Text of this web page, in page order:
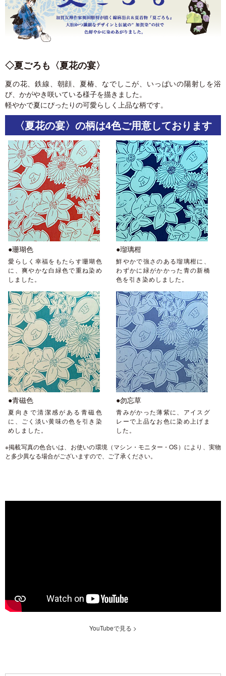
◇夏ごろも〈夏花の宴〉
夏の花、鉄線、朝顔、夏椿、なでしこが、いっぱいの陽射しを浴
び、かがやき咲いている様子を描きました。
軽やかで夏にぴったりの可愛らしく上品な柄です。
〈夏花の宴〉の柄は4色ご用意しております
●珊瑚色
愛らしく幸福をもたらす珊瑚色
に、爽やかな白緑色で重ね染め
しました。
●瑠璃柑
鮮やかで強さのある瑠璃柑に、
わずかに緑がかかった青の新橋
色を引き染めしました。
●青磁色
夏向きで清潔感がある青磁色
に、ごく淡い黄味の色を引き染
めしました。
●勿忘草
青みがかった薄紫に、アイスグ
レーで上品なお色に染め上げま
した。
※掲載写真の色合いは、お使いの環境（マシン・モニター・OS）により、実物
と多少異なる場合がございますので、ご了承ください。
YouTubeで見る >